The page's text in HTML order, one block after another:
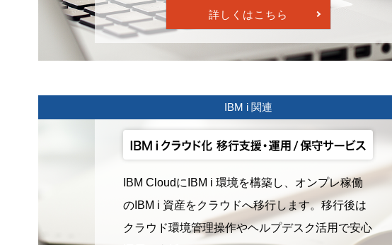
詳しくはこちら
IBM i 関連
IBM CloudにIBM i 環境を構築し、オンプレ稼働
のIBM i 資産をクラウドへ移行します。移行後は
クラウド環境管理操作やヘルプデスク活用で安心